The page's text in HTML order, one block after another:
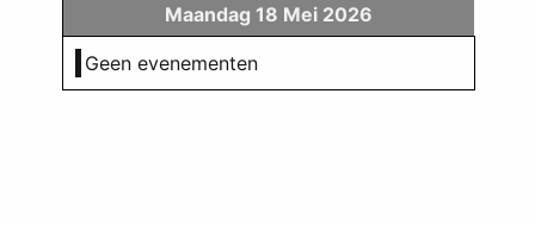
Maandag 18 Mei 2026
Geen evenementen